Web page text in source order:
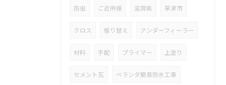
防虫 ご近所様 滋賀県 草津市
クロス 張り替え アンダーフィーラー
材料 手配 プライマー 上塗り
セメント瓦 ベランダ簡易防水工事